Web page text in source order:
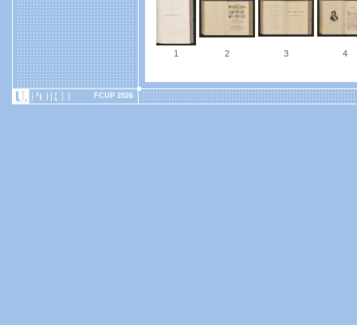
1 2 3 4
FCUP 2026